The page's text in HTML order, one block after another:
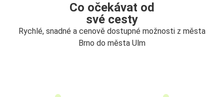
Co očekávat od
své cesty
Rychlé, snadné a cenově dostupné možnosti z města
Brno do města Ulm